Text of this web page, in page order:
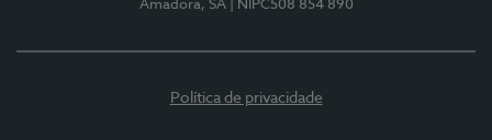
Amadora, SA
| NIPC508 854 890
Política de privacidade